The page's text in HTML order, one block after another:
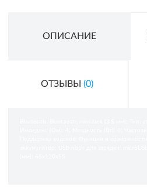
ОПИСАНИЕ
ОТЗЫВЫ (0)